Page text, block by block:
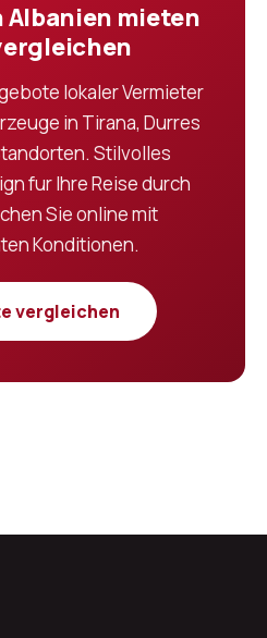
Albanien mieten
lokaler Vermieter
in Tirana, Durres
Stilvolles
fur Ihre Reise durch
Sie online mit
Konditionen.
vergleichen